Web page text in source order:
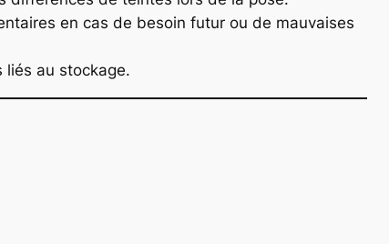
en cas de besoin futur ou de mauvaises
liés au stockage.